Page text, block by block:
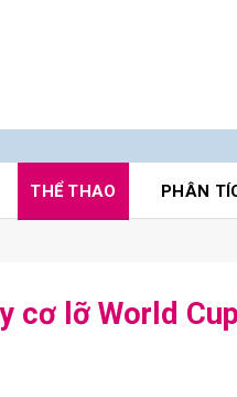
THỂ THAO PHÂN
cơ lỡ World